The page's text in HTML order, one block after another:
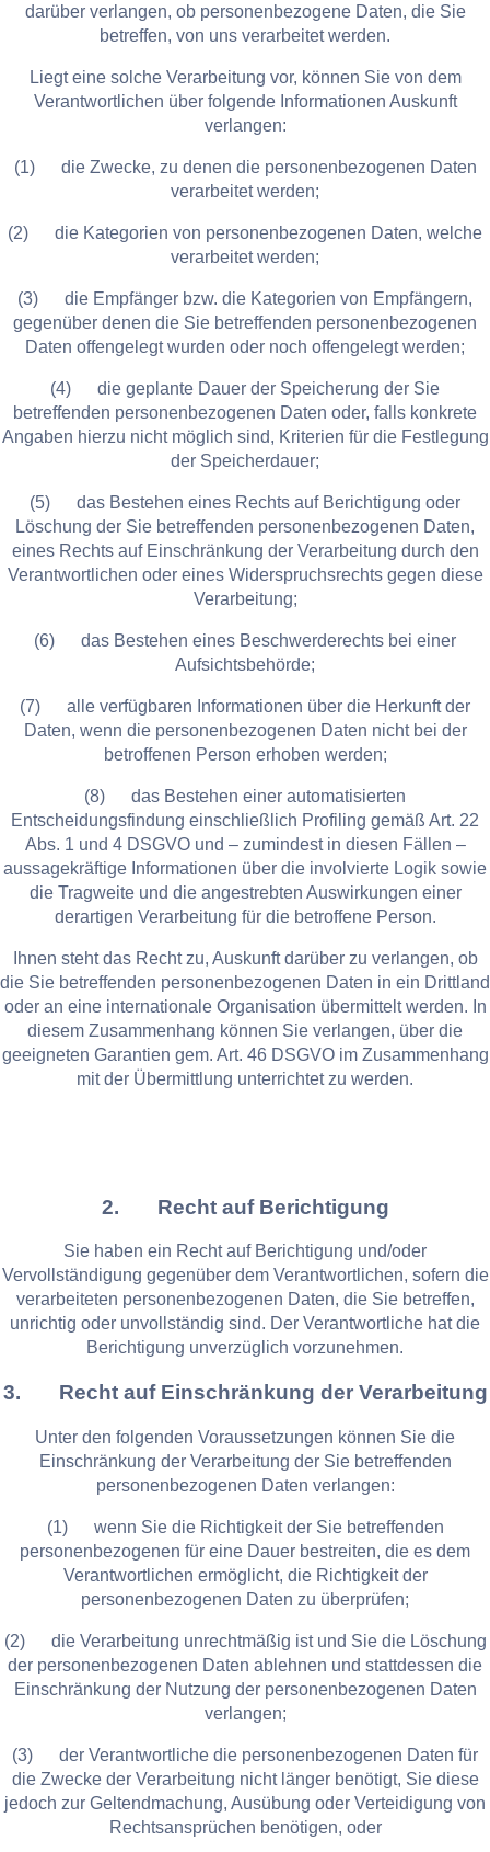
darüber verlangen, ob personenbezogene Daten, die Sie
betreffen, von uns verarbeitet werden.
Liegt eine solche Verarbeitung vor, können Sie von dem
Verantwortlichen über folgende Informationen Auskunft
verlangen:
(1) die Zwecke, zu denen die personenbezogenen Daten
verarbeitet werden;
(2) die Kategorien von personenbezogenen Daten, welche
verarbeitet werden;
(3) die Empfänger bzw. die Kategorien von Empfängern,
gegenüber denen die Sie betreffenden personenbezogenen
Daten offengelegt wurden oder noch offengelegt werden;
(4) die geplante Dauer der Speicherung der Sie
betreffenden personenbezogenen Daten oder, falls konkrete
Angaben hierzu nicht möglich sind, Kriterien für die Festlegung
der Speicherdauer;
(5) das Bestehen eines Rechts auf Berichtigung oder
Löschung der Sie betreffenden personenbezogenen Daten,
eines Rechts auf Einschränkung der Verarbeitung durch den
Verantwortlichen oder eines Widerspruchsrechts gegen diese
Verarbeitung;
(6) das Bestehen eines Beschwerderechts bei einer
Aufsichtsbehörde;
(7) alle verfügbaren Informationen über die Herkunft der
Daten, wenn die personenbezogenen Daten nicht bei der
betroffenen Person erhoben werden;
(8) das Bestehen einer automatisierten
Entscheidungsfindung einschließlich Profiling gemäß Art. 22
Abs. 1 und 4 DSGVO und – zumindest in diesen Fällen –
aussagekräftige Informationen über die involvierte Logik sowie
die Tragweite und die angestrebten Auswirkungen einer
derartigen Verarbeitung für die betroffene Person.
Ihnen steht das Recht zu, Auskunft darüber zu verlangen, ob
die Sie betreffenden personenbezogenen Daten in ein Drittland
oder an eine internationale Organisation übermittelt werden. In
diesem Zusammenhang können Sie verlangen, über die
geeigneten Garantien gem. Art. 46 DSGVO im Zusammenhang
mit der Übermittlung unterrichtet zu werden.
2. Recht auf Berichtigung
Sie haben ein Recht auf Berichtigung und/oder
Vervollständigung gegenüber dem Verantwortlichen, sofern die
verarbeiteten personenbezogenen Daten, die Sie betreffen,
unrichtig oder unvollständig sind. Der Verantwortliche hat die
Berichtigung unverzüglich vorzunehmen.
3. Recht auf Einschränkung der Verarbeitung
Unter den folgenden Voraussetzungen können Sie die
Einschränkung der Verarbeitung der Sie betreffenden
personenbezogenen Daten verlangen:
(1) wenn Sie die Richtigkeit der Sie betreffenden
personenbezogenen für eine Dauer bestreiten, die es dem
Verantwortlichen ermöglicht, die Richtigkeit der
personenbezogenen Daten zu überprüfen;
(2) die Verarbeitung unrechtmäßig ist und Sie die Löschung
der personenbezogenen Daten ablehnen und stattdessen die
Einschränkung der Nutzung der personenbezogenen Daten
verlangen;
(3) der Verantwortliche die personenbezogenen Daten für
die Zwecke der Verarbeitung nicht länger benötigt, Sie diese
jedoch zur Geltendmachung, Ausübung oder Verteidigung von
Rechtsansprüchen benötigen, oder